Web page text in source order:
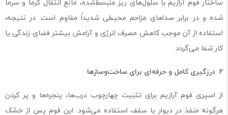
شده و در برابر صداهای مزاحم محیطی شدیداً مقاوم است. در نتیجه،
استفاده از آن موجب کاهش مصرف انرژی و آرامش بیشتر فضای زندگی یا
کار شما می‌گردد.
۲. درزگیری کامل و حرفه‌ای برای ساخت‌وسازها
از اسپری فوم آرازیم برای تثبیت چهارچوب درب‌ها، پنجره‌ها و پر کردن
هرگونه منفذ در دیوار یا سقف استفاده می‌شود. این فوم پس از خشک